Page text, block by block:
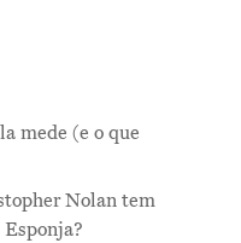
mede (e o que
Nolan tem